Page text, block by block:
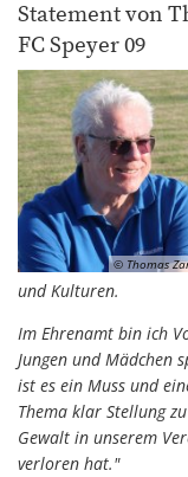
Statement von
FC Speyer 09
© Thomas
und Kulturen.
Im Ehrenamt bin ich
Jungen und Mädchen
ist es ein Muss und
Thema klar Stellung
Gewalt in unserem
verloren hat."